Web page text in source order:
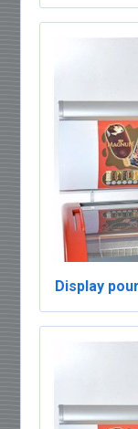
Display